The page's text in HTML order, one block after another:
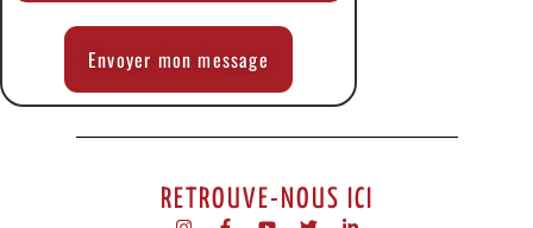
Envoyer mon message
RETROUVE-NOUS ICI